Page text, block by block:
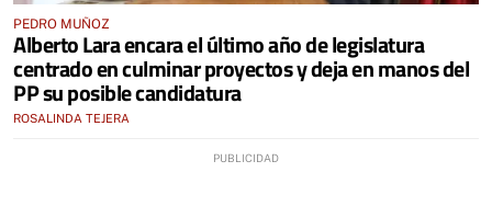
PEDRO MUÑOZ
Alberto Lara encara el último año de legislatura
centrado en culminar proyectos y deja en manos del
PP su posible candidatura
ROSALINDA TEJERA